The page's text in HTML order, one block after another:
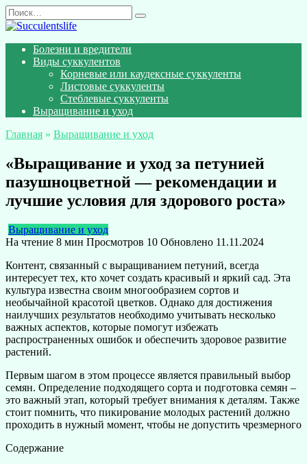
Перейти
к
Search
for:
Болезни и вредители
Виды суккулентов
Корневые или каудексные суккуленты
Листовые суккуленты
Стеблевые суккуленты
Выращивание и уход
Главная » Выращивание и уход
«Выращивание и уход за петунией
пазушноцветной — рекомендации и
лучшие условия для здорового роста»
Выращивание и уход
На чтение 8 мин Просмотров 10 Обновлено 11.11.2024
Контент, связанный с выращиванием петуний, всегда
интересует тех, кто хочет создать красивый и яркий сад. Эта
культура известна своим многообразием сортов и
необычайной красотой цветков. Однако для достижения
наилучших результатов необходимо учитывать несколько
важных аспектов, которые помогут избежать
распространенных ошибок и обеспечить здоровое развитие
растений.
Первым шагом в этом процессе является правильный выбор
семян. Определение подходящего сорта и подготовка семян –
это важный этап, который требует внимания к деталям. Также
стоит помнить, что пикирование молодых растений должно
проходить в нужный момент, чтобы не допустить чрезмерного
Содержание